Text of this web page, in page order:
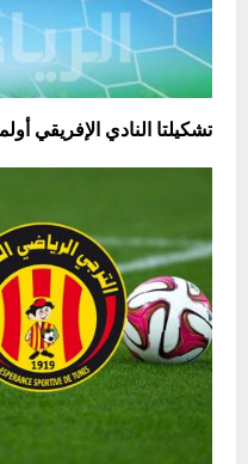
تشكيلتا النادي الإفريقي